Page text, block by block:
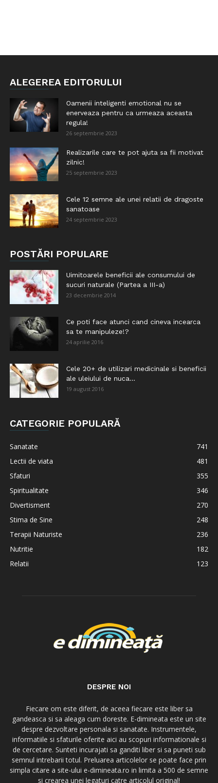
ALEGEREA EDITORULUI
Oamenii inteligenti emotional nu se
enerveaza pentru ca urmeaza aceasta
regula!
26 septembrie 2023
Realizarile care te pot ajuta sa fii motivat
zilnic!
25 septembrie 2023
Cele 12 semne ale unei relatii de dragoste
sanatoase
24 septembrie 2023
POSTĂRI POPULARE
Uimitoarele beneficii ale consumului de
sucuri naturale (Partea a III-a)
23 decembrie 2014
Ce poti face atunci cand cineva incearca
sa te manipuleze!?
24 aprilie 2016
Cele 20+ de utilizari medicinale si beneficii
ale uleiului de nuca...
19 august 2016
CATEGORIE POPULARĂ
Sanatate
741
Lectii de viata
481
Sfaturi
355
Spiritualitate
346
Divertisment
270
Stima de Sine
248
Terapii Naturiste
236
Nutritie
182
Relatii
123
DESPRE NOI
Fiecare om este diferit, de aceea fiecare este liber sa
gandeasca si sa aleaga cum doreste. E-dimineata este un site
despre dezvoltare personala si sanatate. Instrumentele,
informatiile si sfaturile oferite aici au scopuri informationale si
de cercetare. Sunteti incurajati sa ganditi liber si sa puneti sub
semnul intrebarii totul. Preluarea articolelor se poate face prin
simpla citare a site-ului e-dimineata.ro in limita a 500 de semne
si crearea unei legaturi catre articolul original!